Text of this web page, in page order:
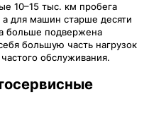
10–15 тыс. км пробега
а для машин старше десяти
больше подвержена
большую часть нагрузок
обслуживания.